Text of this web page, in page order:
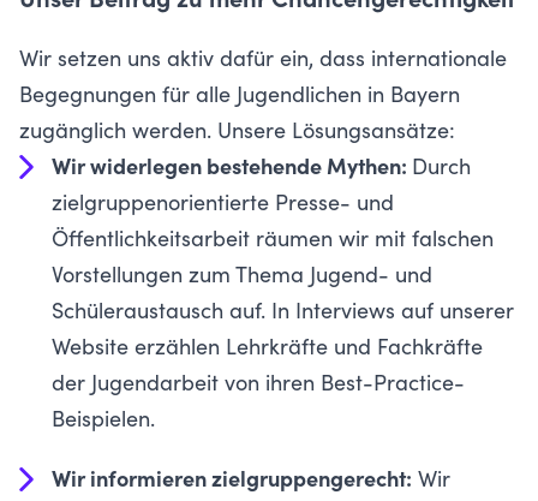
Wir setzen uns aktiv dafür ein, dass internationale
Begegnungen für alle Jugendlichen in Bayern
zugänglich werden. Unsere Lösungsansätze:
Wir widerlegen bestehende Mythen: Durch
zielgruppenorientierte Presse- und
Öffentlichkeitsarbeit räumen wir mit falschen
Vorstellungen zum Thema Jugend- und
Schüleraustausch auf. In Interviews auf unserer
Website erzählen Lehrkräfte und Fachkräfte
der Jugendarbeit von ihren Best-Practice-
Beispielen.
Wir informieren zielgruppengerecht: Wir